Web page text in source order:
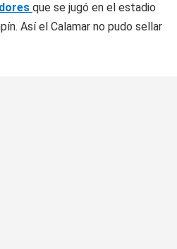
que se jugó en el estadio
Así el Calamar no pudo sellar